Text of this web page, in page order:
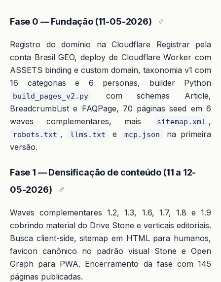
Fase 0 — Fundação (11-05-2026)
Registro do domínio na Cloudflare Registrar pela
conta Brasil GEO, deploy de Cloudflare Worker com
ASSETS binding e custom domain, taxonomia v1 com
16 categorias e 6 personas, builder Python
build_pages_v2.py
com schemas Article,
BreadcrumbList e FAQPage, 70 páginas seed em 6
waves complementares, mais
sitemap.xml ,
robots.txt , llms.txt e mcp.json
na primeira
versão.
Fase 1 — Densificação de conteúdo (11 a 12-
05-2026)
Waves complementares 1.2, 1.3, 1.6, 1.7, 1.8 e 1.9
cobrindo material do Drive Stone e verticais editoriais.
Busca client-side, sitemap em HTML para humanos,
favicon canônico no padrão visual Stone e Open
Graph para PWA. Encerramento da fase com 145
páginas publicadas.